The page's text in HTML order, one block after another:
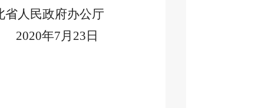
省人民政府办公厅
2020年7月23日